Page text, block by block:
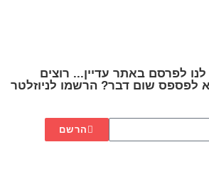
לפרסם באתר עדיין... רוצים
לפספס שום דבר? הרשמו לניוזלטר
הרשם